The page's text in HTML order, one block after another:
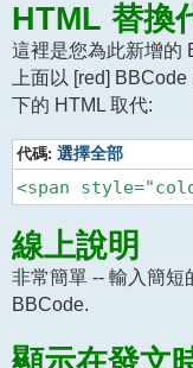
HTML 替換
這裡是您為此新增的
上面以 [red]
下的 HTML 取代:
代碼: 選擇全部
線上說明
非常簡單 -- 輸入簡短
BBCode.